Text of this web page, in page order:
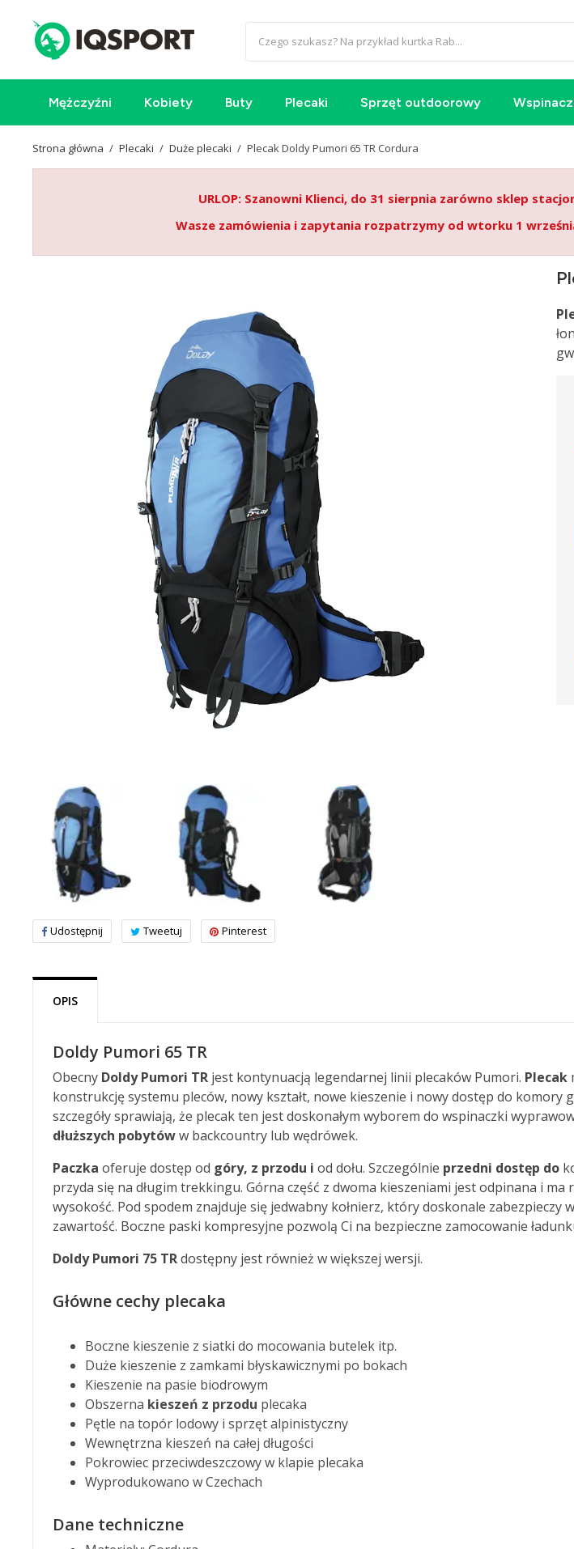
Mężczyźni Kobiety Buty Plecaki Sprzęt outdoorowy
Strona główna Plecaki Duże plecaki Plecak Doldy Pumori 65 TR Cordura
URLOP: Szanowni Klienci, do 31 sierpnia zarówno sklep
Wasze zamówienia i zapytania rozpatrzymy od wtorku 1
Udostępnij Tweetuj Pinterest
OPIS
Doldy Pumori 65 TR
Obecny Doldy Pumori TR jest kontynuacją legendarnej linii plecaków Pumori. Plecak
konstrukcję systemu pleców, nowy kształt, nowe kieszenie i nowy dostęp do komory
szczegóły sprawiają, że plecak ten jest doskonałym wyborem do wspinaczki
dłuższych pobytóww backcountry lub wędrówek.
Paczka oferuje dostęp od góry, z przodu i od dołu. Szczególnie przedni dostęp do
przyda się na długim trekkingu. Górna część z dwoma kieszeniami jest odpinana i ma
wysokość. Pod spodem znajduje się jedwabny kołnierz, który doskonale zabezpieczy
zawartość. Boczne paski kompresyjne pozwolą Ci na bezpieczne zamocowanie
Doldy Pumori 75 TRdostępny jest również w większej wersji.
Główne cechy plecaka
Boczne kieszenie z siatki do mocowania butelek itp.
Duże kieszenie z zamkami błyskawicznymi po bokach
Kieszenie na pasie biodrowym
Obszerna kieszeń z przodu plecaka
Pętle na topór lodowy i sprzęt alpinistyczny
Wewnętrzna kieszeń na całej długości
Pokrowiec przeciwdeszczowy w klapie plecaka
Wyprodukowano w Czechach
Dane techniczne